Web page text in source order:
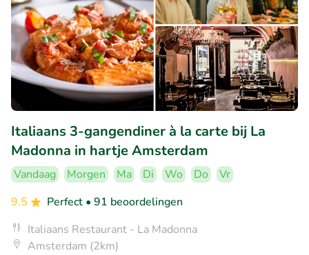
Italiaans 3-gangendiner à la carte bij La
Madonna in hartje Amsterdam
Vandaag Morgen Ma Di Wo Do
Vr
9.5
Perfect • 91 beoordelingen
Italiaans Restaurant - La Madonna
Amsterdam (2km)